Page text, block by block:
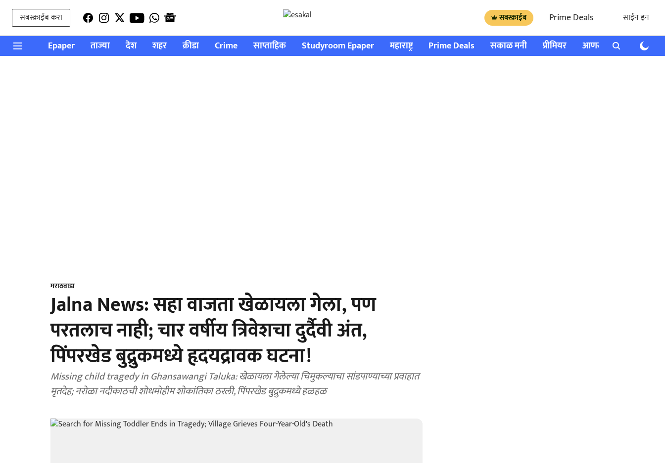
सबस्क्राईब करा सबस्क्राईब Prime Deals साईन इन
Epaper ताज्या देश शहर क्रीडा Crime साप्ताहिक Studyroom Epaper महाराष्ट्र Prime Deals सकाळ मनी प्रीमियर आणखी राशी भविष्य
मराठवाडा
Jalna News: सहा वाजता खेळायला गेला, पण
परतलाच नाही; चार वर्षीय त्रिवेशचा दुर्दैवी अंत,
पिंपरखेड बुद्रुकमध्ये हृदयद्रावक घटना!
Missing child tragedy in Ghansawangi Taluka: खेळायला गेलेल्या चिमुकल्याचा सांडपाण्याच्या प्रवाहात
मृतदेह; नरोळा नदीकाठची शोधमोहीम शोकांतिका ठरली, पिंपरखेड बुद्रुकमध्ये हळहळ